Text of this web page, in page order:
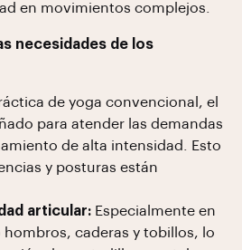
en movimientos complejos.
necesidades de los
de yoga convencional, el
para atender las demandas
de alta intensidad. Esto
y posturas están
articular: Especialmente en
hombros, caderas y tobillos, lo